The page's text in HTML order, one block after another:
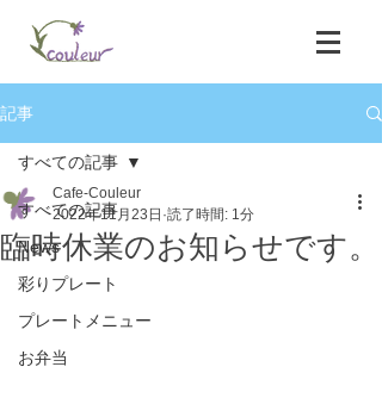
記事
すべての記事
News
彩りプレート
プレートメニュー
お弁当
すべての記事
臨時休業のお知らせです。
Cafe-Couleur
2022年11月23日 読了時間: 1分